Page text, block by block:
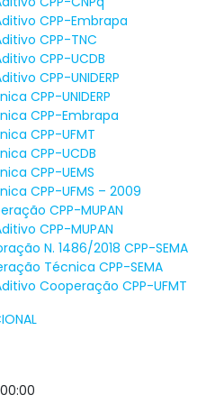
CPP-Embrapa
CPP-TNC
CPP-UCDB
CPP-UNIDERP
CPP-UNIDERP
CPP-Embrapa
CPP-UFMT
CPP-UCDB
CPP-UEMS
CPP-UFMS – 2009
CPP-MUPAN
CPP-MUPAN
N. 1486/2018 CPP-SEMA
Técnica CPP-SEMA
Cooperação CPP-UFMT